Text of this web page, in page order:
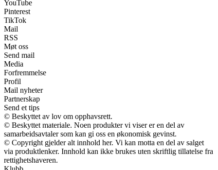
YouTube
Pinterest
TikTok
Mail
RSS
Møt oss
Send mail
Media
Forfremmelse
Profil
Mail nyheter
Partnerskap
Send et tips
© Beskyttet av lov om opphavsrett.
© Beskyttet materiale. Noen produkter vi viser er en del av
samarbeidsavtaler som kan gi oss en økonomisk gevinst.
© Copyright gjelder alt innhold her. Vi kan motta en del av salget
via produktlenker. Innhold kan ikke brukes uten skriftlig tillatelse fra
rettighetshaveren.